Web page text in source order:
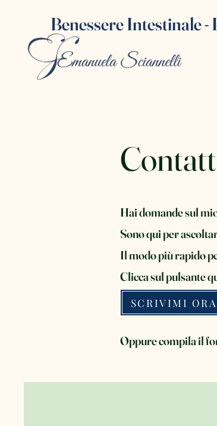
Benessere Intestinale
Hai domande sul
Sono qui per
Il modo più rapido
Clicca sul pulsante
Oppure compila il
SCRIVIMI